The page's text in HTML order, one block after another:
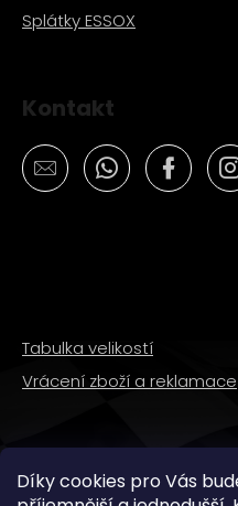
Díky cookies pro Vás
Splátky ESSOX
Kontakt
Tabulka velikostí
Vrácení zboží a reklamace
SLEDUJTE NÁS